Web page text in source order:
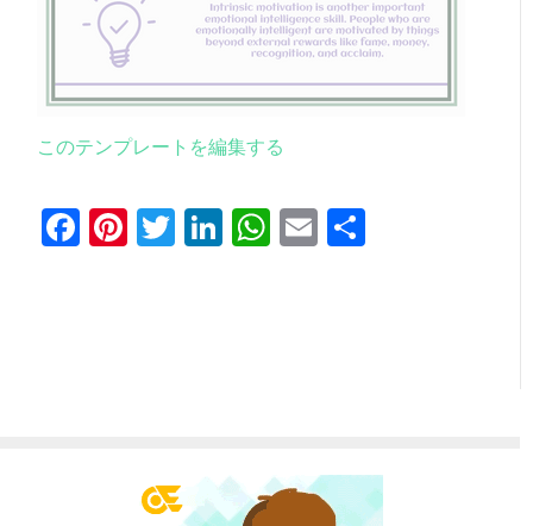
このテンプレートを編集する
Facebook
Pinterest
Twitter
LinkedIn
WhatsApp
Email